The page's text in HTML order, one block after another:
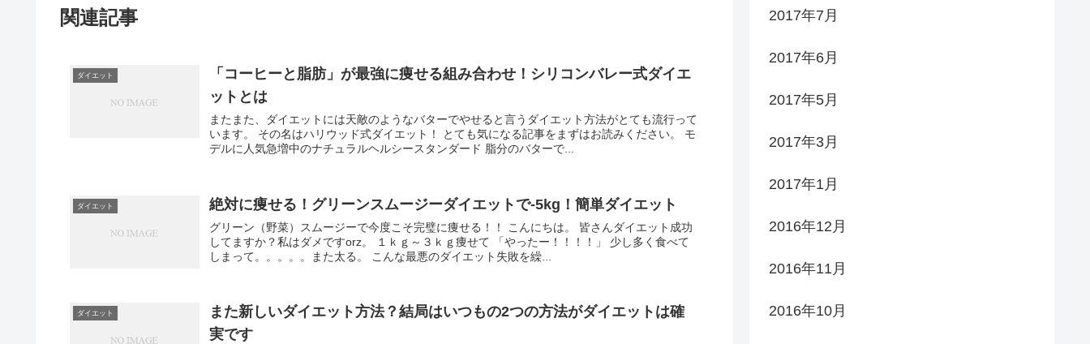
関連記事
ダイエット
「コーヒーと脂肪」が最強に痩せる組み合わせ！シリコンバレー式ダイエ
ットとは
またまた、ダイエットには天敵のようなバターでやせると言うダイエット方法がとても流行って
います。 その名はハリウッド式ダイエット！ とても気になる記事をまずはお読みください。 モ
デルに人気急増中のナチュラルヘルシースタンダード 脂分のバターで...
ダイエット 絶対に痩せる！グリーンスムージーダイエットで-5kg！簡単ダイエット
グリーン（野菜）スムージーで今度こそ完璧に痩せる！！ こんにちは。 皆さんダイエット成功
してますか？私はダメですorz。 １ｋｇ～３ｋｇ痩せて 「やったー！！！！」 少し多く食べて
しまって。。。。。また太る。 こんな最悪のダイエット失敗を繰...
ダイエット
また新しいダイエット方法？結局はいつもの2つの方法がダイエットは確
実です
2017年7月
2017年6月
2017年5月
2017年3月
2017年1月
2016年12月
2016年11月
2016年10月